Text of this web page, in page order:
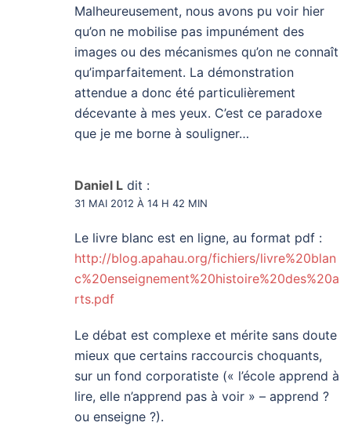
Malheureusement, nous avons pu voir hier
qu’on ne mobilise pas impunément des
images ou des mécanismes qu’on ne connaît
qu’imparfaitement. La démonstration
attendue a donc été particulièrement
décevante à mes yeux. C’est ce paradoxe
que je me borne à souligner…
Daniel L dit :
31 MAI 2012 À 14 H 42 MIN
Le livre blanc est en ligne, au format pdf :
http://blog.apahau.org/fichiers/livre%20blan
c%20enseignement%20histoire%20des%20a
rts.pdf
Le débat est complexe et mérite sans doute
mieux que certains raccourcis choquants,
sur un fond corporatiste (« l’école apprend à
lire, elle n’apprend pas à voir » – apprend ?
ou enseigne ?).